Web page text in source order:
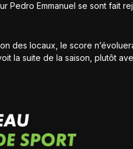
Pedro Emmanuel se sont fait
des locaux, le score
la suite de la saison, plutôt